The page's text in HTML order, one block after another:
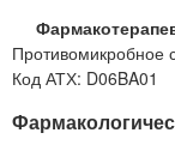
Противомикробное
Код АТХ: D06BA01